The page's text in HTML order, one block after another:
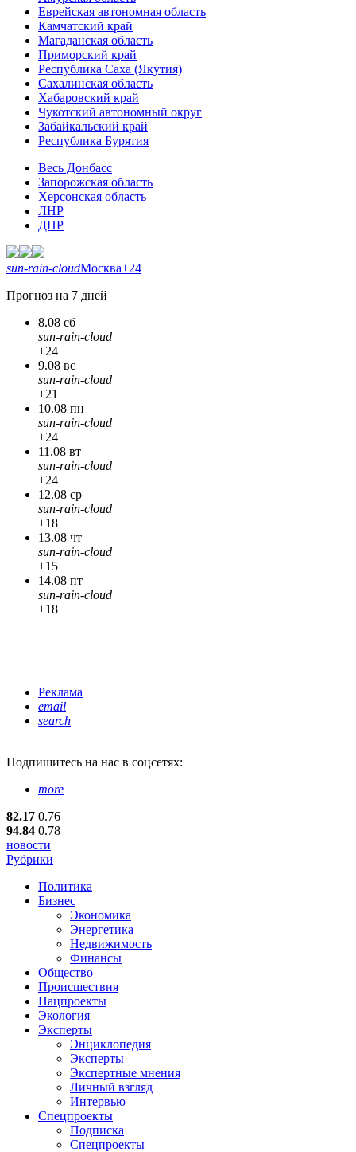
Еврейская автономная область
Камчатский край
Магаданская область
Приморский край
Республика Саха (Якутия)
Сахалинская область
Хабаровский край
Чукотский автономный округ
Забайкальский край
Республика Бурятия
Весь Донбасс
Запорожская область
Херсонская область
ЛНР
ДНР
sun-rain-cloudМосква+24
Прогноз на 7 дней
8.08 сб
sun-rain-cloud
+24
9.08 вс
sun-rain-cloud
+21
10.08 пн
sun-rain-cloud
+24
11.08 вт
sun-rain-cloud
+24
12.08 ср
sun-rain-cloud
+18
13.08 чт
sun-rain-cloud
+15
14.08 пт
sun-rain-cloud
+18
Реклама
email
search
Подпишитесь на нас в соцсетях:
more
82.17 0.76
94.84 0.78
новости
Рубрики
Политика
Бизнес
Экономика
Энергетика
Недвижимость
Финансы
Общество
Происшествия
Нацпроекты
Экология
Эксперты
Энциклопедия
Эксперты
Экспертные мнения
Личный взгляд
Интервью
Спецпроекты
Подписка
Спецпроекты